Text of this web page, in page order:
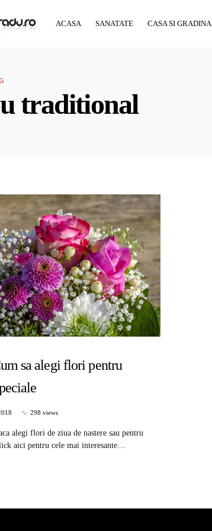
ACASA SANATATE CASA SI GRADINA
traditional
sa alegi flori pentru
298 views
alegi flori de ziua de nastere sau pentru
aici pentru cele mai interesante…